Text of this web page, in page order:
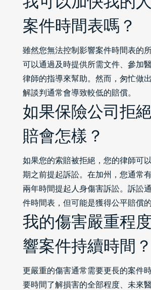
案件時間表嗎？
雖然您無法控制影響案件時間表的
可以通過及時提供所需文件、參加
律師的指導來幫助。然而，匆忙做
解談判通常會導致較低的賠償。
如果保險公司拒
賠會怎樣？
如果您的索賠被拒絕，您的律師可
期之前提起訴訟。在加州，您通常
兩年時間提起人身傷害訴訟。訴訟
件時間表，但可能是獲得公平賠償的
我的傷害嚴重程
響案件持續時間？
更嚴重的傷害通常需要更長的案件
要時間了解損害的全部程度、未來